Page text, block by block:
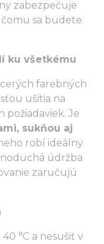
zabezpečuje
čomu sa budete
ku všetkému
farebných
ušitia na
požiadaviek. Je
sukňou aj
robí ideálny
údržba
zaručujú
°C a nesušiť v